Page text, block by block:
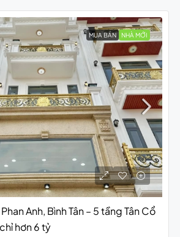
MUA BÁN NHÀ MỚI
Anh, Bình Tân – 5 tầng Tân Cổ
hơn 6 tỷ